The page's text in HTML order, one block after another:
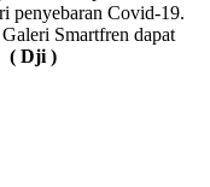
penyebaran Covid-19.
Smartfren dapat
( Dji )